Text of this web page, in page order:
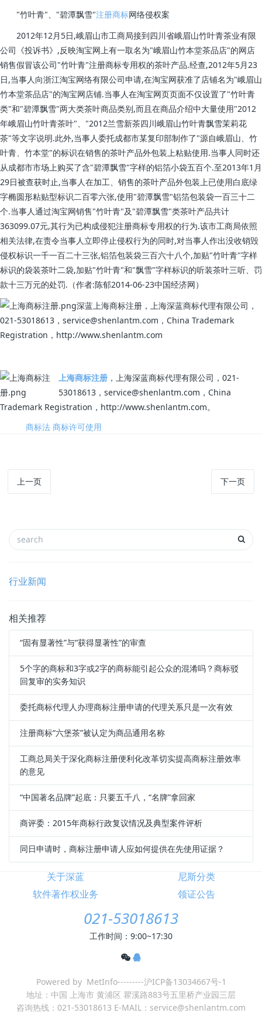
"竹叶青"、"碧潭飘雪"注册商标网络侵权案
2012年12月5日,峨眉山市工商局接到四川省峨眉山竹叶青茶业有限
公司《投诉书》,反映淘宝网上有一取名为"峨眉山竹本堂茶品店"的网店
销售假冒该公司"竹叶青"注册商标专用权的茶叶产品.经查,2012年5月23
日,当事人向浙江淘宝网络有限公司申请,在淘宝网获准了店铺名为"峨眉山
竹本堂茶品店"的淘宝网店铺.当事人在淘宝网页页面不仅设置了"竹叶青
类"和"碧潭飘雪"两大类茶叶商品类别,而且在商品介绍中大量使用"2012
年峨眉山竹叶青茶叶"、"2012兰雪新茶四川峨眉山竹叶青飘雪茉莉花
茶"等文字说明.此外,当事人委托成都市某复印部制作了"源自峨眉山、竹
叶青、竹本堂"的标识在销售的茶叶产品外包装上粘贴使用.当事人同时还
从成都市市场上购买了含"碧潭飘雪"字样的铝箔小袋五百个.至2013年1月
29日被查获时止,当事人在加工、销售的茶叶产品外包装上已使用白底绿
字椭圆形粘贴型标识二百零六张,使用"碧潭飘雪"铝箔包装袋一百三十二
个.当事人通过淘宝网销售"竹叶青"及"碧潭飘雪"类茶叶产品共计
363099.07元,其行为已构成侵犯注册商标专用权的行为.该市工商局依照
相关法律,在责令当事人立即停止侵权行为的同时,对当事人作出没收销毁
侵权标识一千一百二十三张,铝箔包装袋三百六十八个,加贴"竹叶青"字样
标识的袋装茶叶二袋,加贴"竹叶青"和"飘雪"字样标识的听装茶叶三听、罚
款十三万元的处罚.（作者:陈郁2014-06-23中国经济网）
深蓝上海商标注册，上海深蓝商标代理有限公司，
021-53018613，service@shenlantm.com，China Trademark
Registration，http://www.shenlantm.com
上海商标注册 ，上海深蓝商标代理有限公司，021-
53018613，service@shenlantm.com，China
Trademark Registration，http://www.shenlantm.com。
商标法 商标许可使用
上一页 下一页
行业新闻
相关推荐
“固有显著性”与“获得显著性”的审查
5个字的商标和3字或2字的商标能引起公众的混淆吗？商标驳
回复审的实务知识
委托商标代理人办理商标注册申请的代理关系只是一次有效
注册商标“六堡茶”被认定为商品通用名称
工商总局关于深化商标注册便利化改革切实提高商标注册效率
的意见
“中国著名品牌”起底：只要五千八，“名牌”拿回家
商评委：2015年商标行政复议情况及典型案件评析
同日申请时，商标注册申请人应如何提供在先使用证据？
关于深蓝
尼斯分类
软件著作权业务
领证公告
021-53018613
工作时间：9:00~17:30
Powered by MetInfo---------沪ICP备13034667号-1
地址：中国 上海市 黄浦区 瞿溪路883号五里桥产业园三层
咨询热线：021-53018613 E-MAIL：service@shenlantm.com